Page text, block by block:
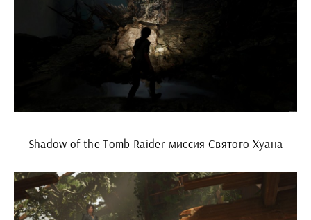
Shadow of the Tomb Raider миссия Святого Хуана